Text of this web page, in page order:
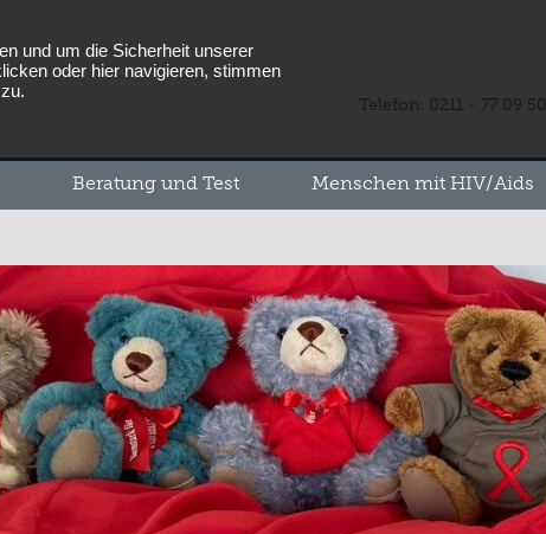
und um die Sicherheit unserer
oder hier navigieren, stimmen
Telefon: 0211 - 77 09 50
Beratung und Test Menschen mit HIV/Aids